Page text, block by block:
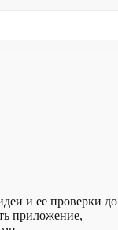
и ее проверки до
приложение,